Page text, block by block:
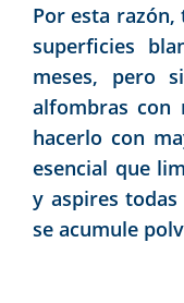
Por esta
superficies
meses, pero
alfombras con
hacerlo con
esencial que
y aspires
se acumule